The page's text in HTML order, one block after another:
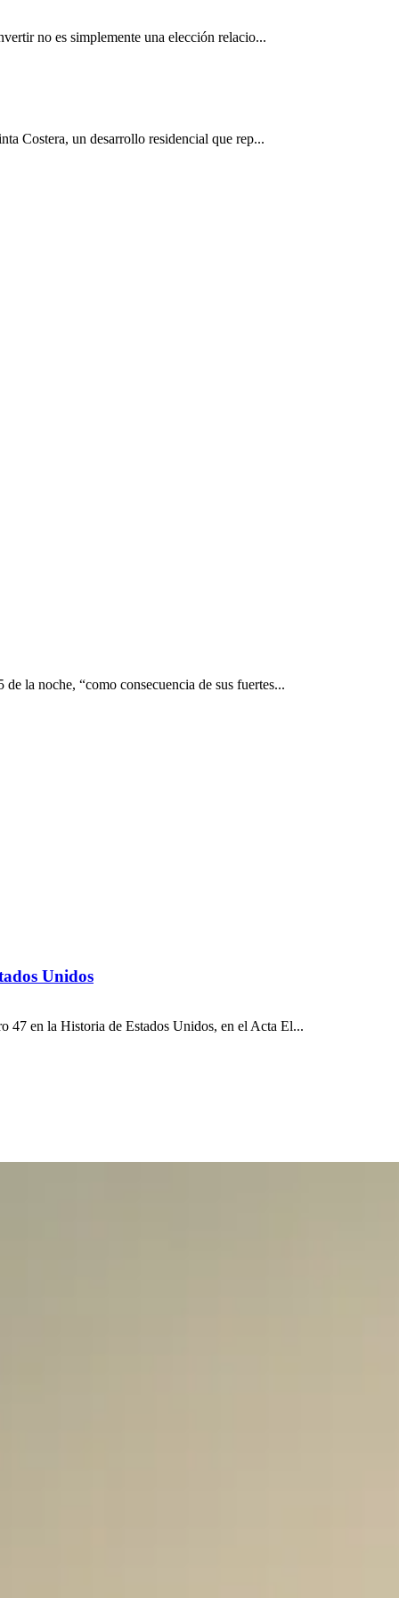
no es simplemente una elección relacio...
Costera, un desarrollo residencial que rep...
la noche, “como consecuencia de sus fuertes...
Unidos
47 en la Historia de Estados Unidos, en el Acta El...